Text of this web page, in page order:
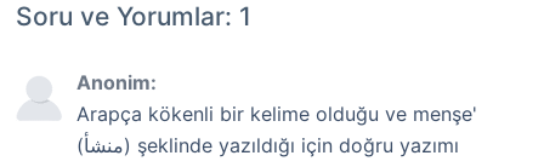
Soru ve Yorumlar: 1
Anonim:
Arapça kökenli bir kelime olduğu ve menşe'
(منشأ) şeklinde yazıldığı için doğru yazımı